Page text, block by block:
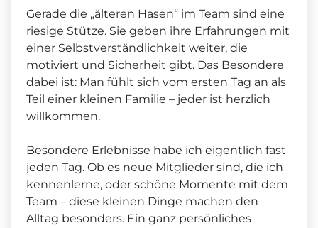
Gerade die „älteren Hasen“ im Team sind eine
riesige Stütze. Sie geben ihre Erfahrungen mit
einer Selbstverständlichkeit weiter, die
motiviert und Sicherheit gibt. Das Besondere
dabei ist: Man fühlt sich vom ersten Tag an als
Teil einer kleinen Familie – jeder ist herzlich
willkommen.
Besondere Erlebnisse habe ich eigentlich fast
jeden Tag. Ob es neue Mitglieder sind, die ich
kennenlerne, oder schöne Momente mit dem
Team – diese kleinen Dinge machen den
Alltag besonders. Ein ganz persönliches